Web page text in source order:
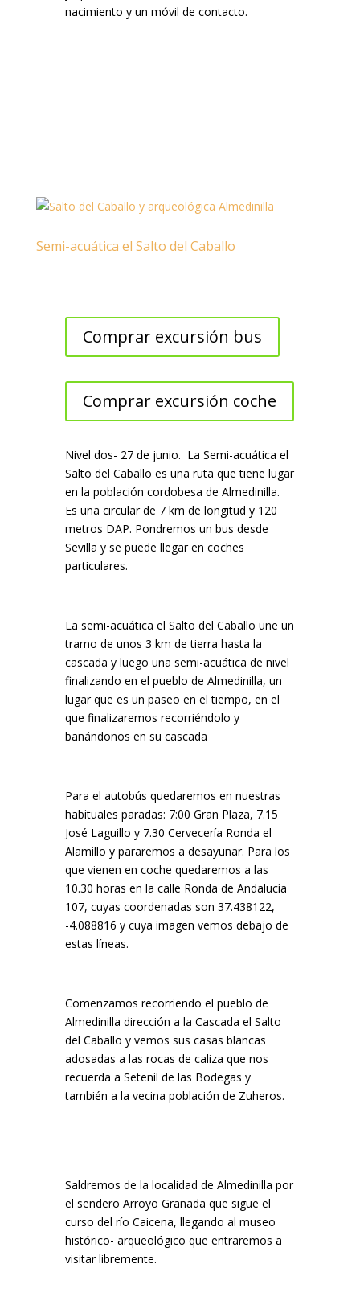
nacimiento y un móvil de contacto.
Semi-acuática el Salto del Caballo
Comprar excursión bus
Comprar excursión coche
Nivel dos- 27 de junio. La Semi-acuática el
Salto del Caballo es una ruta que tiene lugar
en la población cordobesa de Almedinilla.
Es una circular de 7 km de longitud y 120
metros DAP. Pondremos un bus desde
Sevilla y se puede llegar en coches
particulares.
La semi-acuática el Salto del Caballo une un
tramo de unos 3 km de tierra hasta la
cascada y luego una semi-acuática de nivel
finalizando en el pueblo de Almedinilla, un
lugar que es un paseo en el tiempo, en el
que finalizaremos recorriéndolo y
bañándonos en su cascada
Para el autobús quedaremos en nuestras
habituales paradas: 7:00 Gran Plaza, 7.15
José Laguillo y 7.30 Cervecería Ronda el
Alamillo y pararemos a desayunar. Para los
que vienen en coche quedaremos a las
10.30 horas en la calle Ronda de Andalucía
107, cuyas coordenadas son 37.438122,
-4.088816 y cuya imagen vemos debajo de
estas líneas.
Comenzamos recorriendo el pueblo de
Almedinilla dirección a la Cascada el Salto
del Caballo y vemos sus casas blancas
adosadas a las rocas de caliza que nos
recuerda a Setenil de las Bodegas y
también a la vecina población de Zuheros.
Saldremos de la localidad de Almedinilla por
el sendero Arroyo Granada que sigue el
curso del río Caicena, llegando al museo
histórico- arqueológico que entraremos a
visitar libremente.